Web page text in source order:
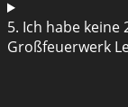
5. Ich habe keine
Großfeuerwerk